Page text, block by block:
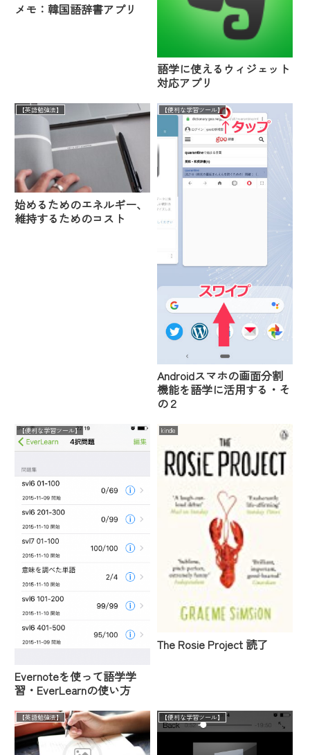
メモ：韓国語辞書アプリ
語学に使えるウィジェット
対応アプリ
【英語勉強法】
始めるためのエネルギー、
維持するためのコスト
【便利な学習ツール】
Androidスマホの画面分割
機能を語学に活用する・そ
の２
【便利な学習ツール】
Evernoteを使って語学学
習・EverLearnの使い方
kindle
The Rosie Project 読了
【英語勉強法】 【便利な学習ツール】